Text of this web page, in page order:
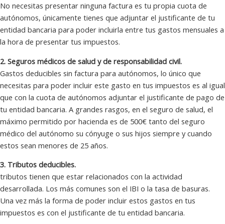
No necesitas presentar ninguna factura es tu propia cuota de
autónomos, únicamente tienes que adjuntar el justificante de tu
entidad bancaria para poder incluirla entre tus gastos mensuales a
la hora de presentar tus impuestos.
2. Seguros médicos de salud y de responsabilidad civil.
Gastos deducibles sin factura para autónomos, lo único que
necesitas para poder incluir este gasto en tus impuestos es al igual
que con la cuota de autónomos adjuntar el justificante de pago de
tu entidad bancaria. A grandes rasgos, en el seguro de salud, el
máximo permitido por hacienda es de 500€ tanto del seguro
médico del autónomo su cónyuge o sus hijos siempre y cuando
estos sean menores de 25 años.
3. Tributos deducibles.
tributos tienen que estar relacionados con la actividad
desarrollada. Los más comunes son el IBI o la tasa de basuras.
Una vez más la forma de poder incluir estos gastos en tus
impuestos es con el justificante de tu entidad bancaria.